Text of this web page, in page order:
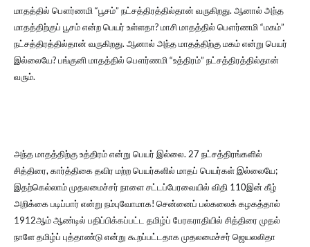
மாதத்தில் பௌர்ணமி “பூசம்” நட்சத்திரத்தில்தான் வருகிறது. ஆனால் அந்த
மாதத்திற்குப் பூசம் என்ற பெயர் உள்ளதா? மாசி மாதத்தில் பௌர்ணமி “மகம்”
நட்சத்திரத்தில்தான் வருகிறது. ஆனால் அந்த மாதத்திற்கு மகம் என்று பெயர்
இல்லையே? பங்குனி மாதத்தில் பௌர்ணமி “உத்திரம்” நட்சத்திரத்தில்தான்
வரும்.
அந்த மாதத்திற்கு உத்திரம் என்று பெயர் இல்லை. 27 நட்சத்திரங்களில்
சித்திரை, கார்த்திகை தவிர மற்ற பெயர்களில் மாதப் பெயர்கள் இல்லையே;
இதற்கெல்லாம் முதலமைச்சர் நாளை சட்டப்பேரவையில் விதி 110இன் கீழ்
அறிக்கை படிப்பார் என்று நம்புவோமாக! சென்னைப் பல்கலைக் கழகத்தால்
1912ஆம் ஆண்டில் பதிப்பிக்கப்பட்ட தமிழ்ப் பேரகராதியில் சித்திரை முதல்
நாளே தமிழ்ப் புத்தாண்டு என்று கூறப்பட்டதாக முதலமைச்சர் ஜெயலலிதா